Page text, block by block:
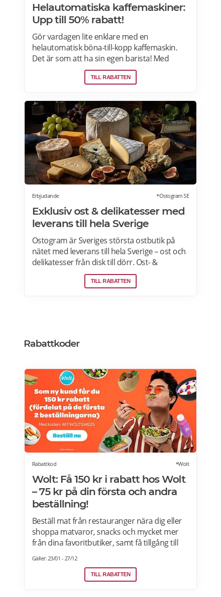
Helautomatiska kaffemaskiner:
Upp till 50% rabatt!
Gör vardagen lite enklare med en
helautomatisk böna-till-kopp kaffemaskin.
Det är som att ha sin egen barista! Med
kaffemaskiner har du möjlighet att finjustera
styrka, temperatur, arominställning
erbjudanden på kaffemaskiner här.
TILL RABATTEN
Erbjudande *Ostogram SE
Exklusiv ost & delikatesser med
leverans till hela Sverige
Ostogram är Sveriges största ostbutik på
nätet med leverans till hela Sverige – ost och
delikatesser från disk till dörr. Ost- &
charkprodukter. Färdiga presentlådor.
Ostbrickor. Ostogram skickar alla paket med
TILL RABATTEN
Rabattkoder
Rabattkod *Wolt
Wolt: Få 150 kr i rabatt hos Wolt
– 75 kr på din första och andra
beställning!
Beställ mat från restauranger nära dig eller
shoppa matvaror, snacks och mycket mer
från dina favoritbutiker, samt få tillgång till
Efter att du klickat på "Till rabatten" får du en
Gäller: 23/01 - 27/12
TILL RABATTEN